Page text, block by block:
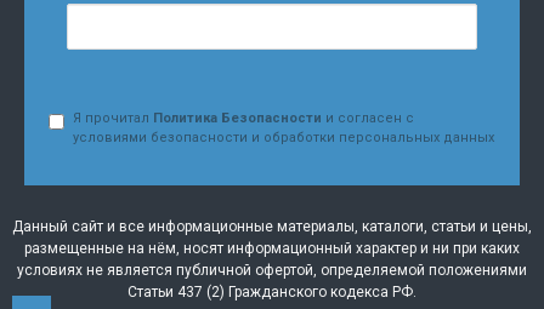
Я прочитал Политика Безопасности и согласен с
условиями безопасности и обработки персональных данных
Данный сайт и все информационные материалы, каталоги, статьи и цены,
размещенные на нём, носят информационный характер и ни при каких
условиях не является публичной офертой, определяемой положениями
Статьи 437 (2) Гражданского кодекса РФ.